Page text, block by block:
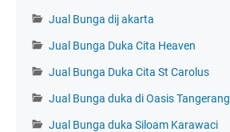
Jual Bunga dij akarta
Jual Bunga Duka Cita Heaven
Jual Bunga Duka Cita St Carolus
Jual Bunga duka di Oasis Tangerang
Jual Bunga duka Siloam Karawaci